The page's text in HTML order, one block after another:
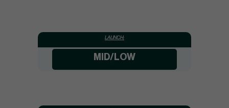
LAUNCH:
MID/LOW